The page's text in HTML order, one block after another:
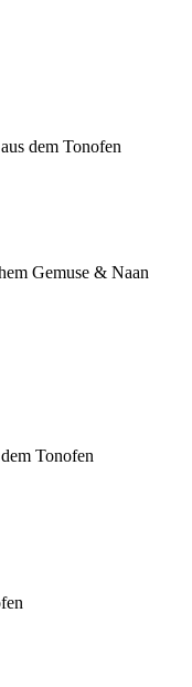
dem Tonofen
Gemuse & Naan
Tonofen